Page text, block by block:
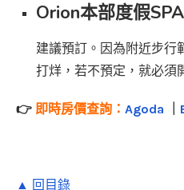
Orion本部度假
建議預訂。因為附近步行
打烊，若不預定，就必須
👉 即時房價查詢： Agoda
▲ 回目錄